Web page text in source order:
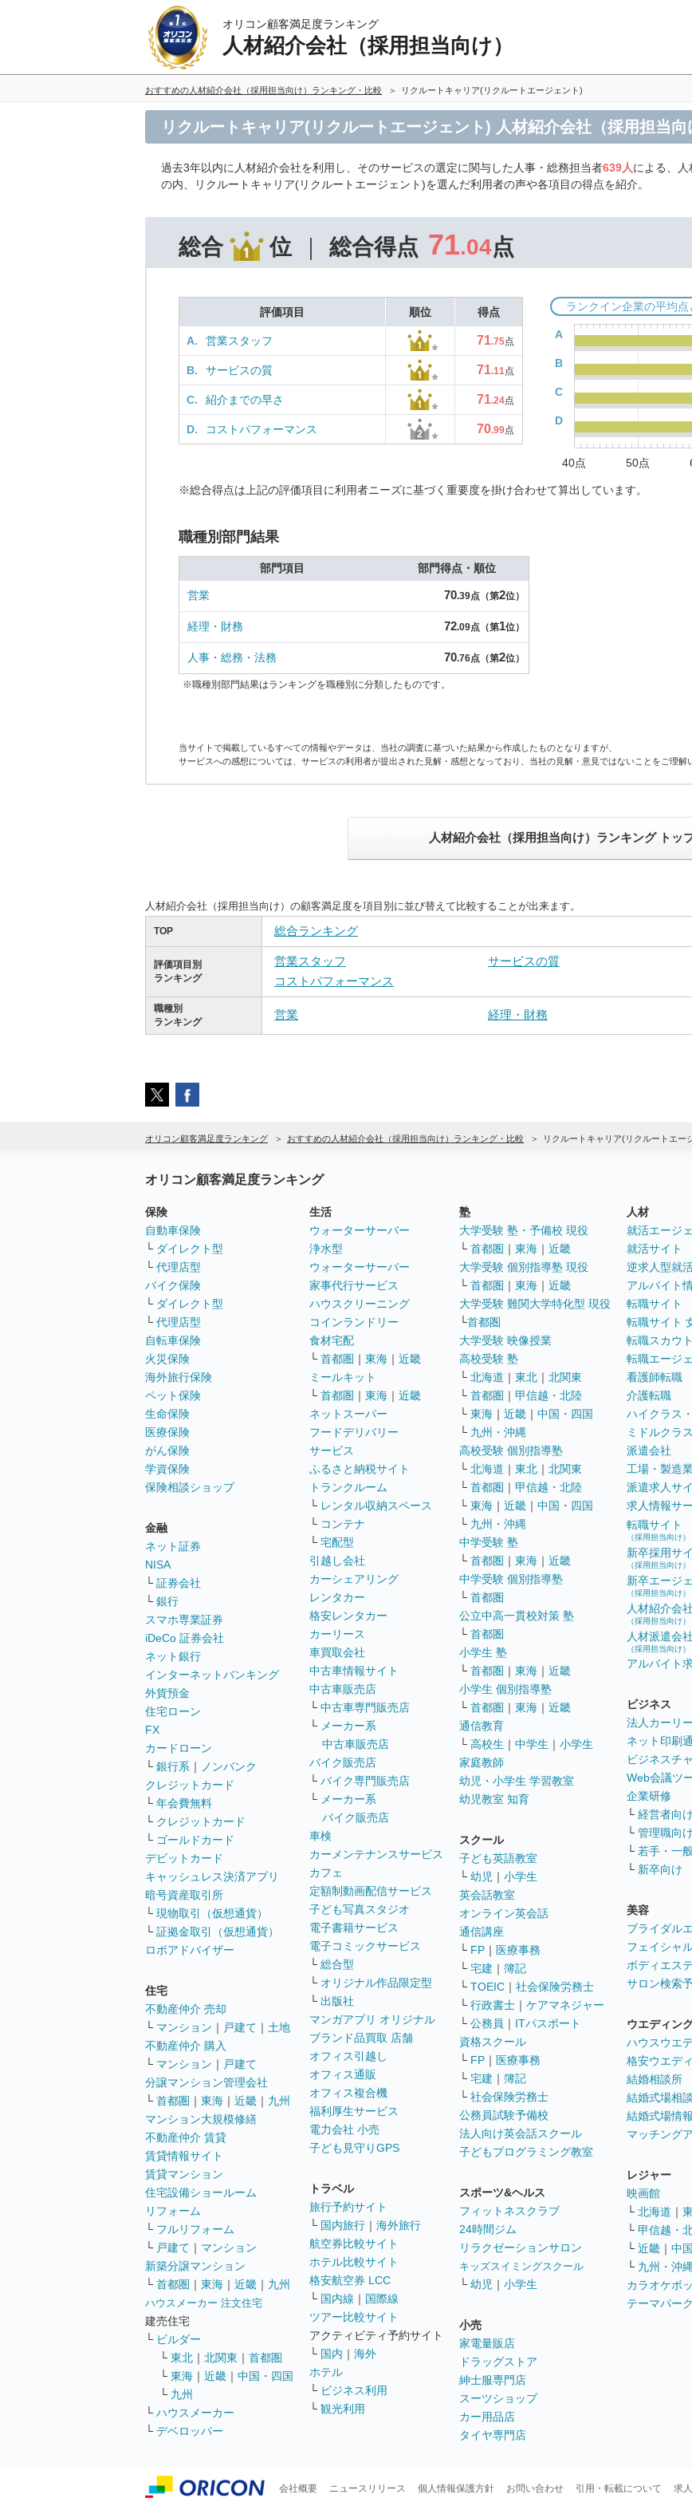
オリコン顧客満足度ランキング
人材紹介会社（採用担当向け）
おすすめの人材紹介会社（採用担当向け）ランキング・比較 リクルートキャリア(リクルートエージェント)
リクルートキャリア(リクルートエージェント) 人材紹介会社（採用担当向
過去3年以内に人材紹介会社を利用し、そのサービスの選定に関与した人事・総務担当者639人による、
の内、リクルートキャリア(リクルートエージェント)を選んだ利用者の声や各項目の得点を紹介。
総合 位 総合得点 71.04点
評価項目 順位 得点
A. 営業スタッフ 71.75点
B. サービスの質 71.11点
C. 紹介までの早さ 71.24点
D. コストパフォーマンス 70.99点
ランクイン企業の平均点
A
B
C
D
40点 50点
※総合得点は上記の評価項目に利用者ニーズに基づく重要度を掛け合わせて算出しています。
職種別部門結果
部門項目 部門得点・順位
営業 70.39点（第2位）
経理・財務 72.09点（第1位）
人事・総務・法務 70.76点（第2位）
※職種別部門結果はランキングを職種別に分類したものです。
当サイトで掲載しているすべての情報やデータは、当社の調査に基づいた結果から作成したものとなりますが、
サービスへの感想については、サービスの利用者が提出された見解・感想となっており、当社の見解・意見ではないことをご理解
人材紹介会社（採用担当向け）ランキング トッ
人材紹介会社（採用担当向け）の顧客満足度を項目別に並び替えて比較することが出来ます。
TOP 総合ランキング
評価項目別
ランキング
営業スタッフ サービスの質
コストパフォーマンス
職種別
ランキング
営業 経理・財務
オリコン顧客満足度ランキング おすすめの人材紹介会社（採用担当向け）ランキング・比較 リクルートキャリア(リクルートエー
オリコン顧客満足度ランキング
保険
自動車保険
└ ダイレクト型
└ 代理店型
バイク保険
└ ダイレクト型
└ 代理店型
自転車保険
火災保険
海外旅行保険
ペット保険
生命保険
医療保険
がん保険
学資保険
保険相談ショップ
金融
ネット証券
NISA
└ 証券会社
└ 銀行
スマホ専業証券
iDeCo 証券会社
ネット銀行
インターネットバンキング
外貨預金
住宅ローン
FX
カードローン
└ 銀行系 ｜
ノンバンク
クレジットカード
└ 年会費無料
└ クレジットカード
└ ゴールドカード
デビットカード
キャッシュレス決済アプリ
暗号資産取引所
└ 現物取引（仮想通貨）
└ 証拠金取引（仮想通貨）
ロボアドバイザー
住宅
不動産仲介 売却
└ マンション ｜ 戸建て ｜ 土地
不動産仲介 購入
└ マンション ｜ 戸建て
分譲マンション管理会社
└ 首都圏 ｜ 東海 ｜ 近畿 ｜ 九州
マンション大規模修繕
不動産仲介 賃貸
賃貸情報サイト
賃貸マンション
住宅設備ショールーム
リフォーム
└ フルリフォーム
└ 戸建て ｜ マンション
新築分譲マンション
└ 首都圏 ｜ 東海 ｜ 近畿 ｜ 九州
ハウスメーカー 注文住宅
建売住宅
└ ビルダー
└ 東北 ｜ 北関東 ｜ 首都圏
└ 東海 ｜ 近畿 ｜ 中国・四国
└ 九州
└ ハウスメーカー
└ デベロッパー
生活
ウォーターサーバー
浄水型
ウォーターサーバー
家事代行サービス
ハウスクリーニング
コインランドリー
食材宅配
└ 首都圏 ｜ 東海 ｜ 近畿
ミールキット
└ 首都圏 ｜ 東海 ｜ 近畿
ネットスーパー
フードデリバリー
サービス
ふるさと納税サイト
トランクルーム
└ レンタル収納スペース
└ コンテナ
└ 宅配型
引越し会社
カーシェアリング
レンタカー
格安レンタカー
カーリース
車買取会社
中古車情報サイト
中古車販売店
└ 中古車専門販売店
└ メーカー系
中古車販売店
バイク販売店
└ バイク専門販売店
└ メーカー系
バイク販売店
車検
カーメンテナンスサービス
カフェ
定額制動画配信サービス
子ども写真スタジオ
電子書籍サービス
電子コミックサービス
└ 総合型
└ オリジナル作品限定型
└ 出版社
マンガアプリ オリジナル
ブランド品買取 店舗
オフィス引越し
オフィス通販
オフィス複合機
福利厚生サービス
電力会社 小売
子ども見守りGPS
トラベル
旅行予約サイト
└ 国内旅行 ｜ 海外旅行
航空券比較サイト
ホテル比較サイト
格安航空券 LCC
└ 国内線 ｜ 国際線
ツアー比較サイト
アクティビティ予約サイト
└ 国内 ｜ 海外
ホテル
└ ビジネス利用
└ 観光利用
塾
大学受験 塾・予備校 現役
└ 首都圏 ｜ 東海 ｜ 近畿
大学受験 個別指導塾 現役
└ 首都圏 ｜ 東海 ｜ 近畿
大学受験 難関大学特化型 現役
└首都圏
大学受験 映像授業
高校受験 塾
└ 北海道 ｜ 東北 ｜ 北関東
└ 首都圏 ｜ 甲信越・北陸
└ 東海 ｜ 近畿 ｜ 中国・四国
└ 九州・沖縄
高校受験 個別指導塾
└ 北海道 ｜ 東北 ｜ 北関東
└ 首都圏 ｜ 甲信越・北陸
└ 東海 ｜ 近畿 ｜ 中国・四国
└ 九州・沖縄
中学受験 塾
└ 首都圏 ｜ 東海 ｜ 近畿
中学受験 個別指導塾
└ 首都圏
公立中高一貫校対策 塾
└ 首都圏
小学生 塾
└ 首都圏 ｜ 東海 ｜ 近畿
小学生 個別指導塾
└ 首都圏 ｜ 東海 ｜ 近畿
通信教育
└ 高校生 ｜ 中学生 ｜ 小学生
家庭教師
幼児・小学生 学習教室
幼児教室 知育
スクール
子ども英語教室
└ 幼児 ｜ 小学生
英会話教室
オンライン英会話
通信講座
└ FP ｜ 医療事務
└ 宅建 ｜ 簿記
└ TOEIC ｜ 社会保険労務士
└ 行政書士 ｜ ケアマネジャー
└ 公務員 ｜ ITパスポート
資格スクール
└ FP ｜ 医療事務
└ 宅建 ｜ 簿記
└ 社会保険労務士
公務員試験予備校
法人向け英会話スクール
子どもプログラミング教室
スポーツ&ヘルス
フィットネスクラブ
24時間ジム
リラクゼーションサロン
キッズスイミングスクール
└ 幼児 ｜ 小学生
小売
家電量販店
ドラッグストア
紳士服専門店
スーツショップ
カー用品店
タイヤ専門店
人材
就活エージ
就活サイト
逆求人型就
アルバイト
転職サイト
転職サイト
転職スカウ
転職エージ
看護師転職
介護転職
ハイクラス・
ミドルクラ
派遣会社
工場・製造
派遣求人サ
求人情報サ
転職サイト
（採用担当向け）
新卒採用サ
（採用担当向け）
新卒エージ
（採用担当向け）
人材紹介会社
（採用担当向け）
人材派遣会社
（採用担当向け）
アルバイト
ビジネス
法人カーリ
ネット印刷
ビジネスチ
Web会議ツ
企業研修
└ 経営者向け
└ 管理職向け
└ 若手・一
└ 新卒向け
美容
ブライダル
フェイシャ
ボディエステ
サロン検索
ウエディン
ハウスウエ
格安ウエデ
結婚相談所
結婚式場相
結婚式場情
マッチング
レジャー
映画館
└ 北海道 ｜
└ 甲信越・
└ 近畿 ｜ 中
└ 九州・沖縄
カラオケボ
テーマパーク
会社概要 ニュースリリース 個人情報保護方針 お問い合わせ 引用・転載について 求